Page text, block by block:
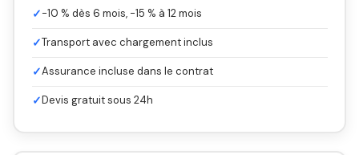
✓-10 % dès 6 mois, -15 % à 12 mois
✓Transport avec chargement inclus
✓Assurance incluse dans le contrat
✓Devis gratuit sous 24h